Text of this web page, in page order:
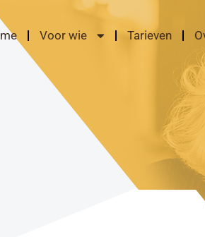
Voor wie Tarieven